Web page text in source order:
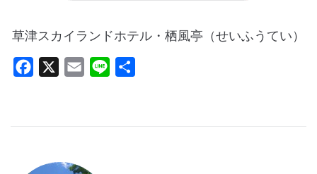
草津スカイランドホテル・栖風亭（せいふうてい）
o